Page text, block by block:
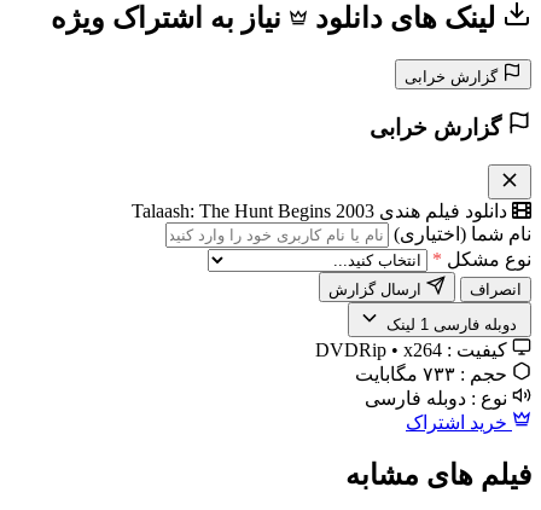
لینک های دانلود نیاز به اشتراک ویژه
گزارش خرابی
گزارش خرابی
دانلود فیلم هندی Talaash: The Hunt Begins 2003
نام شما (اختیاری)
نوع مشکل *
انصراف
️ دوبله فارسی 1 لینک
کیفیت : DVDRip • x264
حجم : ۷۳۳ مگابایت
نوع : دوبله فارسی
خرید اشتراک
فیلم های مشابه